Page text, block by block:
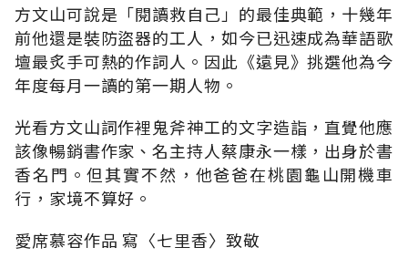
方文山可說是「閱讀救自己」的最佳典範，十幾年
前他還是裝防盜器的工人，如今已迅速成為華語歌
壇最炙手可熱的作詞人。因此《遠見》挑選他為今
年度每月一讀的第一期人物。
光看方文山詞作裡鬼斧神工的文字造詣，直覺他應
該像暢銷書作家、名主持人蔡康永一樣，出身於書
香名門。但其實不然，他爸爸在桃園龜山開機車
行，家境不算好。
愛席慕容作品 寫〈七里香〉致敬